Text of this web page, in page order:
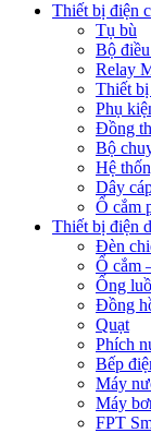
Thiết bị điện
Tụ bù
Bộ
Relay
Thiết
Phụ
Đồng
Bộ
Hệ
Dây
Ổ cắm
Thiết bị điện
Đèn
Ổ cắm
Ống
Đồng
Quạt
Phích
Bếp
Máy
Máy
FPT